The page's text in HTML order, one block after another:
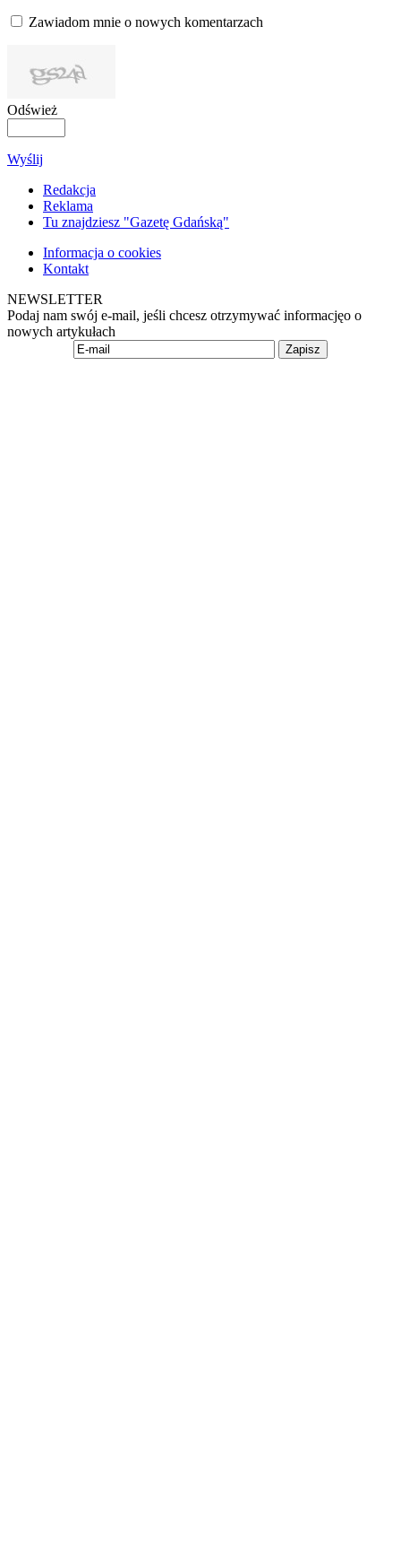
Zawiadom mnie o nowych komentarzach
Odśwież
Wyślij
Redakcja
Reklama
Tu znajdziesz "Gazetę Gdańską"
Informacja o cookies
Kontakt
NEWSLETTER
Podaj nam swój e-mail, jeśli chcesz otrzymywać informacjęo o
nowych artykułach
Zapisz